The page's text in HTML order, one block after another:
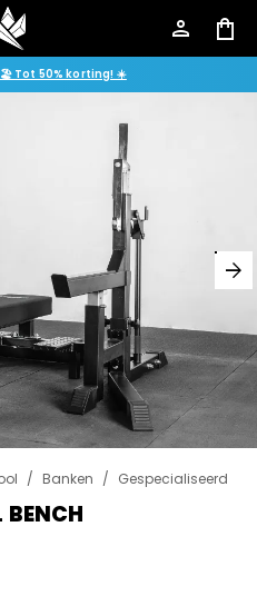
person shopping_bag
Tot 50% korting! ☀️
arrow_forward
/ Banken / Gespecialiseerd
BENCH